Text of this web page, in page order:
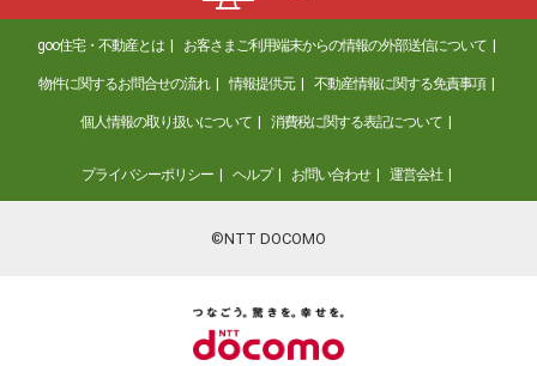
goo住宅・不動産とは お客さまご利用端末からの情報の外部送信について
物件に関するお問合せの流れ 情報提供元 不動産情報に関する免責事項
個人情報の取り扱いについて 消費税に関する表記について
プライバシーポリシー ヘルプ お問い合わせ 運営会社
©NTT DOCOMO